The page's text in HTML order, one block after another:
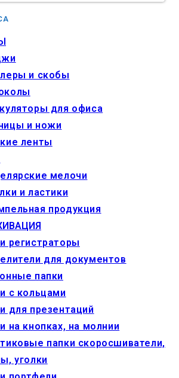
и скобы
для офиса
и ножи
ленты
мелочи
и ластики
продукция
регистраторы
для документов
папки
с кольцами
для презентаций
на кнопках, на молнии
папки скоросшиватели,
уголки